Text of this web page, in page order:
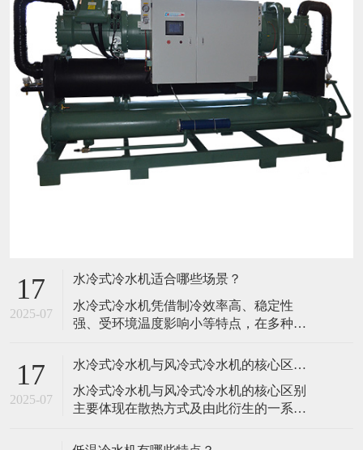
17
2025-07
水冷式冷水机适合哪些场景？
水冷式冷水机凭借制冷效率高、稳定性
强、受环境温度影响小等特点，在多种对
现优异，具体适合以下场景： 一、工业生
景，尤其适用于高发热、连续运行或对温
度控制精度要求严格的设备和工艺： 塑料
17
2025-07
水冷式冷水机与风冷式冷水机的核心区别是什么？
水冷式冷水机与风冷式冷水机的核心区别
主要体现在散热方式及由此衍生的一系列
一、核心差异：散热方式 水冷式冷水机：